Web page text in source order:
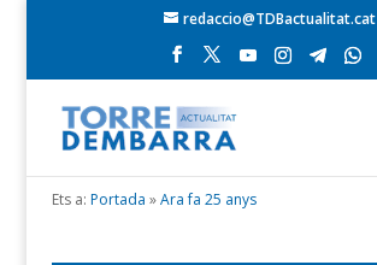
redaccio@TDBactualitat.cat
Ets a: Portada »Ara fa 25 anys